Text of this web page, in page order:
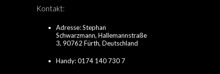
Kontakt:
Adresse: Stephan
Schwarzmann, Hallemannstraße
3, 90762 Fürth, Deutschland
Handy: 0174 140 730 7